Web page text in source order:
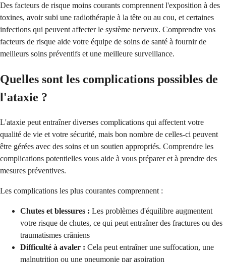
Des facteurs de risque moins courants comprennent l'exposition à des
toxines, avoir subi une radiothérapie à la tête ou au cou, et certaines
infections qui peuvent affecter le système nerveux. Comprendre vos
facteurs de risque aide votre équipe de soins de santé à fournir de
meilleurs soins préventifs et une meilleure surveillance.
Quelles sont les complications possibles de
l'ataxie ?
L'ataxie peut entraîner diverses complications qui affectent votre
qualité de vie et votre sécurité, mais bon nombre de celles-ci peuvent
être gérées avec des soins et un soutien appropriés. Comprendre les
complications potentielles vous aide à vous préparer et à prendre des
mesures préventives.
Les complications les plus courantes comprennent :
Chutes et blessures : Les problèmes d'équilibre augmentent
votre risque de chutes, ce qui peut entraîner des fractures ou des
traumatismes crâniens
Difficulté à avaler : Cela peut entraîner une suffocation, une
malnutrition ou une pneumonie par aspiration